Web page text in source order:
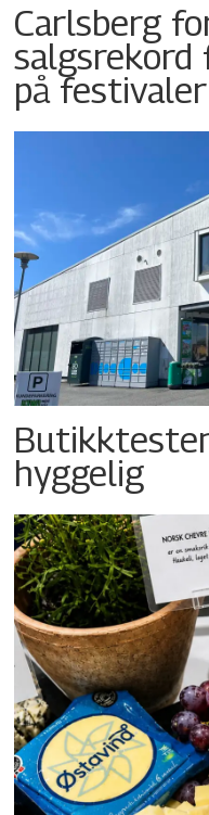
Carlsberg
på festivaler
hyggelig